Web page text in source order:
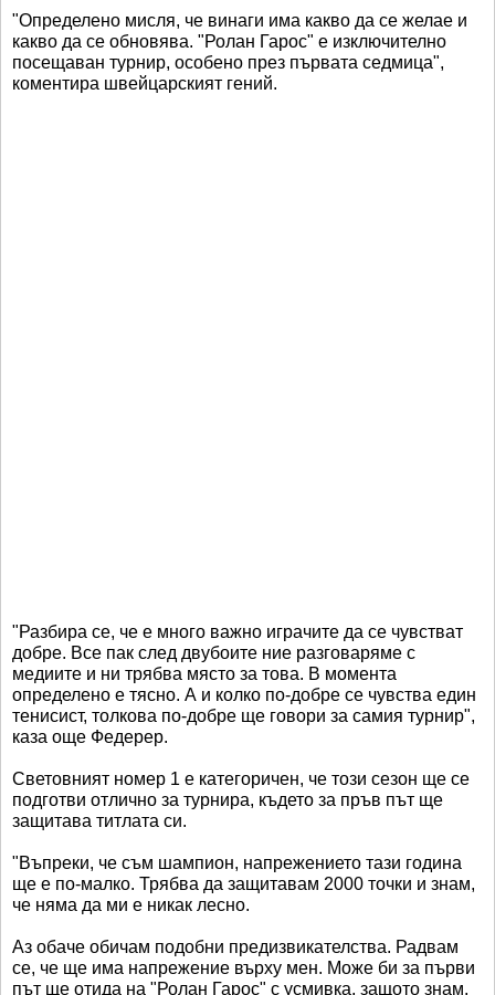
"Определено мисля, че винаги има какво да се желае и
какво да се обновява. "Ролан Гарос" е изключително
посещаван турнир, особено през първата седмица",
коментира швейцарският гений.
"Разбира се, че е много важно играчите да се чувстват
добре. Все пак след двубоите ние разговаряме с
медиите и ни трябва място за това. В момента
определено е тясно. А и колко по-добре се чувства един
тенисист, толкова по-добре ще говори за самия турнир",
каза още Федерер.
Световният номер 1 е категоричен, че този сезон ще се
подготви отлично за турнира, където за пръв път ще
защитава титлата си.
"Въпреки, че съм шампион, напрежението тази година
ще е по-малко. Трябва да защитавам 2000 точки и знам,
че няма да ми е никак лесно.
Аз обаче обичам подобни предизвикателства. Радвам
се, че ще има напрежение върху мен. Може би за първи
път ще отида на "Ролан Гарос" с усмивка, защото знам,